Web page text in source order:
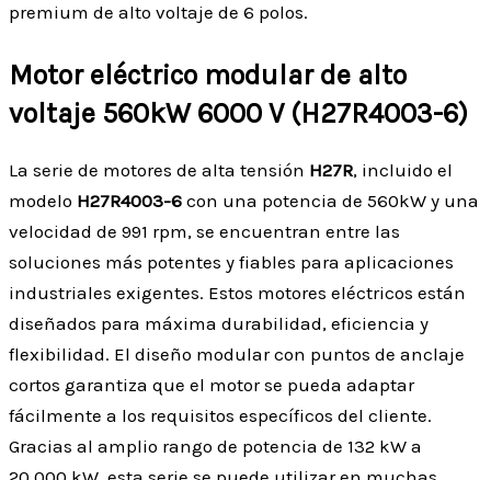
premium de alto voltaje de 6 polos.
Motor eléctrico modular de alto
voltaje 560kW 6000 V (H27R4003-6)
La serie de motores de alta tensión H27R, incluido el
modelo H27R4003-6 con una potencia de 560kW y una
velocidad de 991 rpm, se encuentran entre las
soluciones más potentes y fiables para aplicaciones
industriales exigentes. Estos motores eléctricos están
diseñados para máxima durabilidad, eficiencia y
flexibilidad. El diseño modular con puntos de anclaje
cortos garantiza que el motor se pueda adaptar
fácilmente a los requisitos específicos del cliente.
Gracias al amplio rango de potencia de 132 kW a